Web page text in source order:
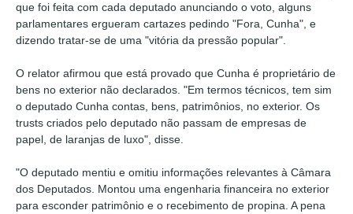
que foi feita com cada deputado anunciando o voto, alguns
parlamentares ergueram cartazes pedindo "Fora, Cunha", e
dizendo tratar-se de uma "vitória da pressão popular".
O relator afirmou que está provado que Cunha é proprietário de
bens no exterior não declarados. "Em termos técnicos, tem sim
o deputado Cunha contas, bens, patrimônios, no exterior. Os
trusts criados pelo deputado não passam de empresas de
papel, de laranjas de luxo", disse.
"O deputado mentiu e omitiu informações relevantes à Câmara
dos Deputados. Montou uma engenharia financeira no exterior
para esconder patrimônio e o recebimento de propina. A pena